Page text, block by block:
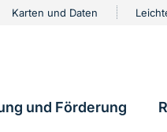
Karten und Daten
und Förderung